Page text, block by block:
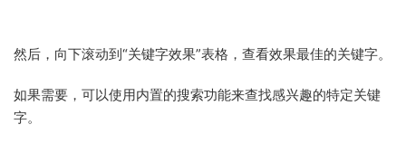
然后，向下滚动到“关键字效果”表格，查看效果最佳的关键字。
如果需要，可以使用内置的搜索功能来查找感兴趣的特定关键
字。